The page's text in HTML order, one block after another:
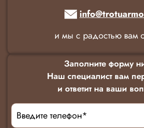
и мы с радостью вам
Заполните форму
Наш специалист вам
и ответит на ваши